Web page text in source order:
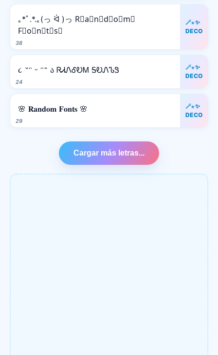
38
｡*ﾟ.*.｡(っ ᐛ )っ R⃒a⃒n⃒d⃒o⃒m⃒
F⃒o⃒n⃒t⃒s⃒
🪄⋆✨
DECO
24
૮ ˶ᵔ ᵕ ᵔ˶ ა ᏒᏗᏁᎴᎧᎷ ᎦᎧᏁᏖᏕ
🪄⋆✨
DECO
29
🌸 𝐑𝐚𝐧𝐝𝐨𝐦 𝐅𝐨𝐧𝐭𝐬 🌸
🪄⋆✨
DECO
Cargar más letras...